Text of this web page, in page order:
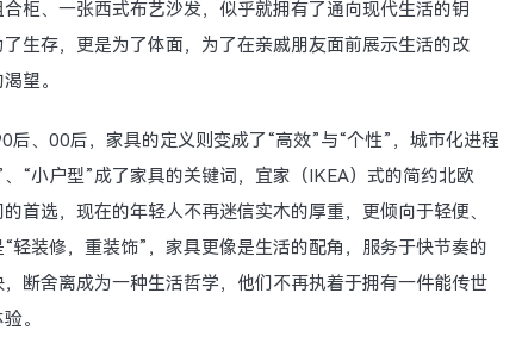
柜、一张西式布艺沙发，似乎就拥有了通向现代生活的钥
生存，更是为了体面，为了在亲戚朋友面前展示生活的改
望。
、00后，家具的定义则变成了“高效”与“个性”，城市化进程
“小户型”成了家具的关键词，宜家（IKEA）式的简约北欧
首选，现在的年轻人不再迷信实木的厚重，更倾向于轻便、
轻装修，重装饰”，家具更像是生活的配角，服务于快节奏的
断舍离成为一种生活哲学，他们不再执着于拥有一件能传世
。